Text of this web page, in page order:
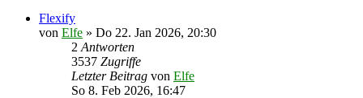
Flexify
von Elfe » Do 22. Jan 2026, 20:30
2 Antworten
3537 Zugriffe
Letzter Beitrag von Elfe
So 8. Feb 2026, 16:47